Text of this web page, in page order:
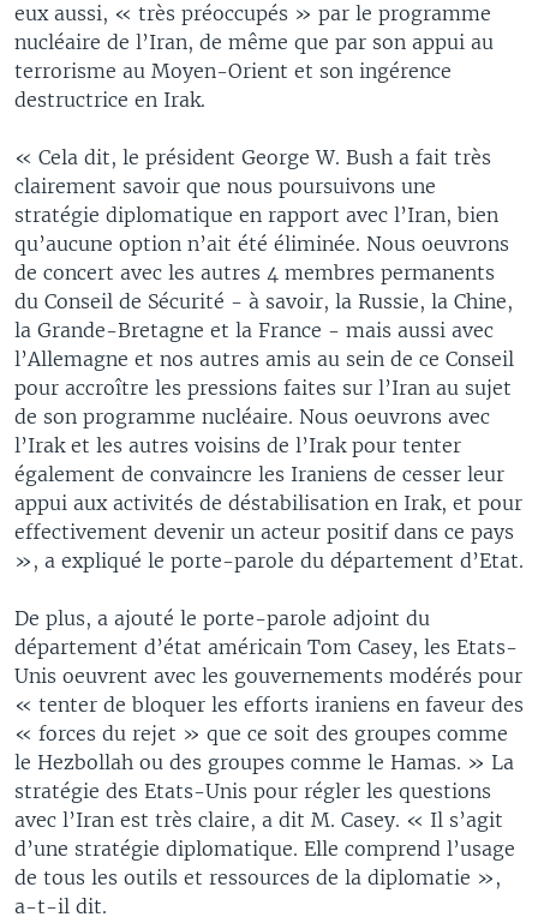
eux aussi, « très préoccupés » par le programme
nucléaire de l’Iran, de même que par son appui au
terrorisme au Moyen-Orient et son ingérence
destructrice en Irak.
« Cela dit, le président George W. Bush a fait très
clairement savoir que nous poursuivons une
stratégie diplomatique en rapport avec l’Iran, bien
qu’aucune option n’ait été éliminée. Nous oeuvrons
de concert avec les autres 4 membres permanents
du Conseil de Sécurité - à savoir, la Russie, la Chine,
la Grande-Bretagne et la France - mais aussi avec
l’Allemagne et nos autres amis au sein de ce Conseil
pour accroître les pressions faites sur l’Iran au sujet
de son programme nucléaire. Nous oeuvrons avec
l’Irak et les autres voisins de l’Irak pour tenter
également de convaincre les Iraniens de cesser leur
appui aux activités de déstabilisation en Irak, et pour
effectivement devenir un acteur positif dans ce pays
», a expliqué le porte-parole du département d’Etat.
De plus, a ajouté le porte-parole adjoint du
département d’état américain Tom Casey, les Etats-
Unis oeuvrent avec les gouvernements modérés pour
« tenter de bloquer les efforts iraniens en faveur des
« forces du rejet » que ce soit des groupes comme
le Hezbollah ou des groupes comme le Hamas. » La
stratégie des Etats-Unis pour régler les questions
avec l’Iran est très claire, a dit M. Casey. « Il s’agit
d’une stratégie diplomatique. Elle comprend l’usage
de tous les outils et ressources de la diplomatie »,
a-t-il dit.